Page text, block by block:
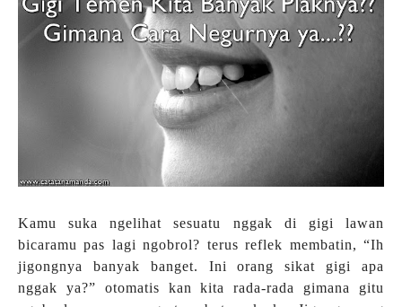
Kamu suka ngelihat sesuatu nggak di gigi lawan
bicaramu pas lagi ngobrol? terus reflek membatin, “Ih
jigongnya banyak banget. Ini orang sikat gigi apa
nggak ya?” otomatis kan kita rada-rada gimana gitu